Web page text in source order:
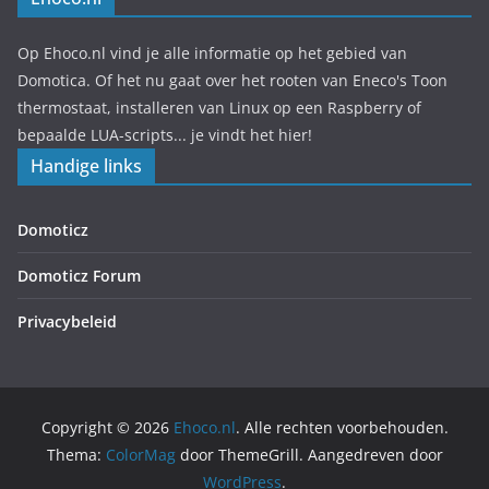
Op Ehoco.nl vind je alle informatie op het gebied van
Domotica. Of het nu gaat over het rooten van Eneco's Toon
thermostaat, installeren van Linux op een Raspberry of
bepaalde LUA-scripts... je vindt het hier!
Handige links
Domoticz
Domoticz Forum
Privacybeleid
Copyright © 2026 Ehoco.nl. Alle rechten voorbehouden.
Thema: ColorMagdoor ThemeGrill. Aangedreven door
WordPress.